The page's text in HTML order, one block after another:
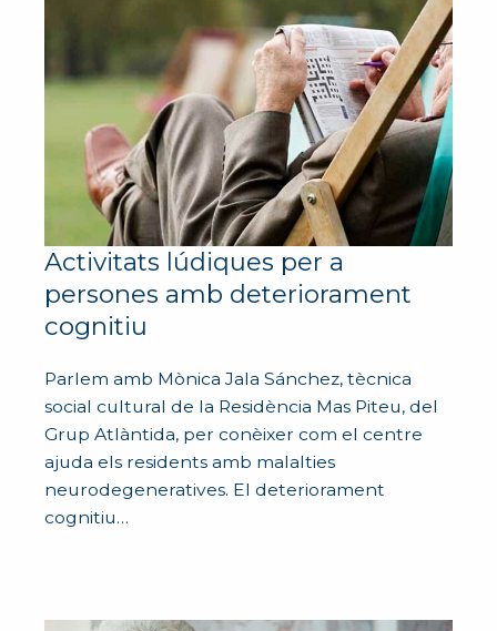
Activitats lúdiques per a
persones amb deteriorament
cognitiu
Parlem amb Mònica Jala Sánchez, tècnica
social cultural de la Residència Mas Piteu, del
Grup Atlàntida, per conèixer com el centre
ajuda els residents amb malalties
neurodegeneratives. El deteriorament
cognitiu…